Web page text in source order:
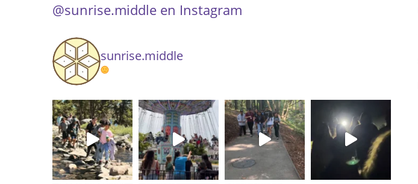
@sunrise.middle en Instagram
sunrise.middle